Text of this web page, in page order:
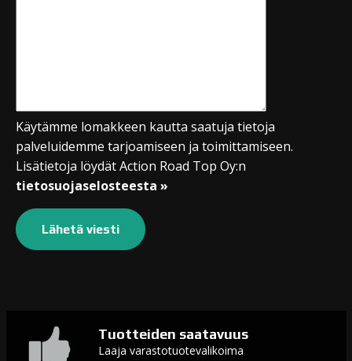
Käytämme lomakkeen kautta saatuja tietoja
palveluidemme tarjoamiseen ja toimittamiseen.
Lisätietoja löydät Action Road Top Oy:n
tietosuojaselosteesta »
Tuotteiden saatavuus
Laaja varastotuotevalikoima